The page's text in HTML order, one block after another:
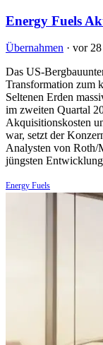
Energy Fuels
Übernahmen · vor
Das US-
Transformation zum
Seltenen Erden
im zweiten Quartal
Akquisitionskosten
war, setzt der
Analysten von Roth/
jüngsten
Energy Fuels